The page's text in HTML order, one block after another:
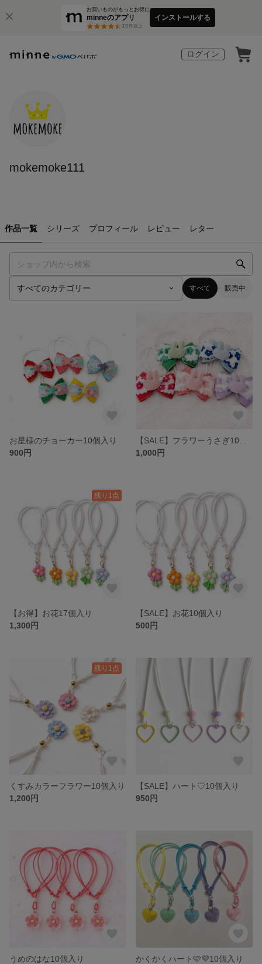
お買いものがもっとお得に
minneのアプリ
3万件以上
インストールする
ログイン
mokemoke111
作品一覧 シリーズ プロフィール レビュー レター
すべて 販売中
お星様のチョーカー10個入り
900円
1,000円
残り1点
【お得】お花17個入り
1,300円
【SALE】お花10個入り
500円
残り1点
くすみカラーフラワー10個入り
1,200円
【SALE】ハート♡10個入り
950円
うめのはな10個入り
かくかくハート🩷💜10個入り